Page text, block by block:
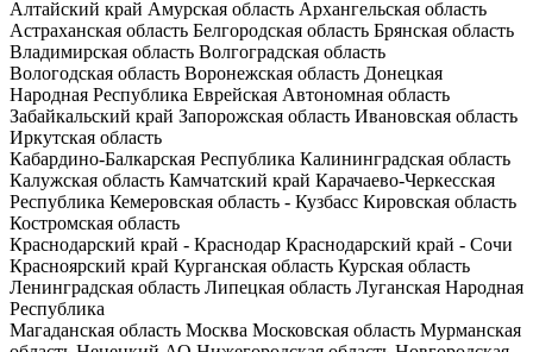
Алтайский край Амурская область Архангельская область
Астраханская область Белгородская область Брянская область
Владимирская область Волгоградская область
Вологодская область Воронежская область Донецкая
Народная Республика Еврейская Автономная область
Забайкальский край Запорожская область Ивановская область
Иркутская область
Кабардино-Балкарская Республика Калининградская область
Калужская область Камчатский край Карачаево-Черкесская
Республика Кемеровская область - Кузбасс Кировская область
Костромская область
Краснодарский край - Краснодар Краснодарский край - Сочи
Красноярский край Курганская область Курская область
Ленинградская область Липецкая область Луганская Народная
Республика
Магаданская область Москва Московская область Мурманская